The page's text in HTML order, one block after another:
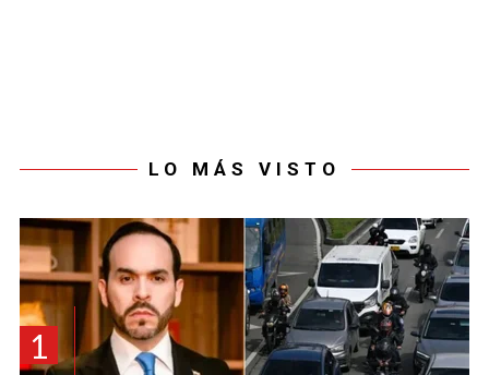
LO MÁS VISTO
1